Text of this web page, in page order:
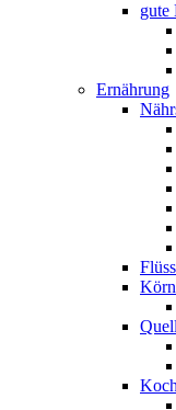
gute
Ernährung